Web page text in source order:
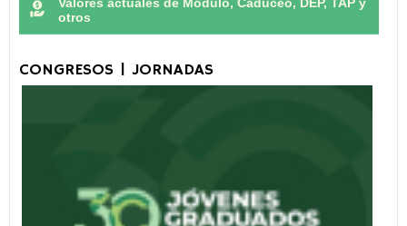
otros
CONGRESOS | JORNADAS